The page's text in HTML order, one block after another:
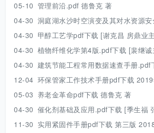
05-10 管理前沿.pdf 德鲁克 著
04-30 洞庭湖水沙时空演变及其对水资源安全的影响研究
04-30 甲醇工艺学pdf下载 [谢克昌 房鼎业
04-30 植物纤维化学第4版.pdf下载 [裴继
04-30 建筑节能工程常用数据速查手册.pdf下载 [
12-04 环保管家工作技术手册pdf下载
05-03 养老金革命pdf下载 德鲁克 著
04-30 催化剂基础及应用.pdf下载 [季生福 张谦温 赵
11-30 实用紧固件手册pdf下载 第三版